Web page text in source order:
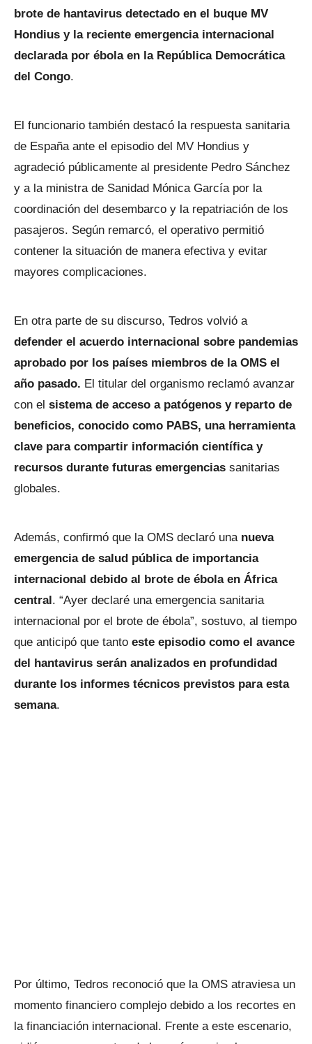
brote de hantavirus detectado en el buque MV
Hondius y la reciente emergencia internacional
declarada por ébola en la República Democrática
del Congo.
El funcionario también destacó la respuesta sanitaria
de España ante el episodio del MV Hondius y
agradeció públicamente al presidente Pedro Sánchez
y a la ministra de Sanidad Mónica García por la
coordinación del desembarco y la repatriación de los
pasajeros. Según remarcó, el operativo permitió
contener la situación de manera efectiva y evitar
mayores complicaciones.
En otra parte de su discurso, Tedros volvió a
defender el acuerdo internacional sobre pandemias
aprobado por los países miembros de la OMS el
año pasado. El titular del organismo reclamó avanzar
con el sistema de acceso a patógenos y reparto de
beneficios, conocido como PABS, una herramienta
clave para compartir información científica y
recursos durante futuras emergencias sanitarias
globales.
Además, confirmó que la OMS declaró unanueva
emergencia de salud pública de importancia
internacional debido al brote de ébola en África
central. “Ayer declaré una emergencia sanitaria
internacional por el brote de ébola”, sostuvo, al tiempo
que anticipó que tanto este episodio como el avance
del hantavirus serán analizados en profundidad
durante los informes técnicos previstos para esta
semana.
Por último, Tedros reconoció que la OMS atraviesa un
momento financiero complejo debido a los recortes en
la financiación internacional. Frente a este escenario,